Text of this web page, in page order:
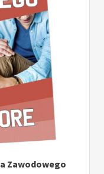
Zawodowego